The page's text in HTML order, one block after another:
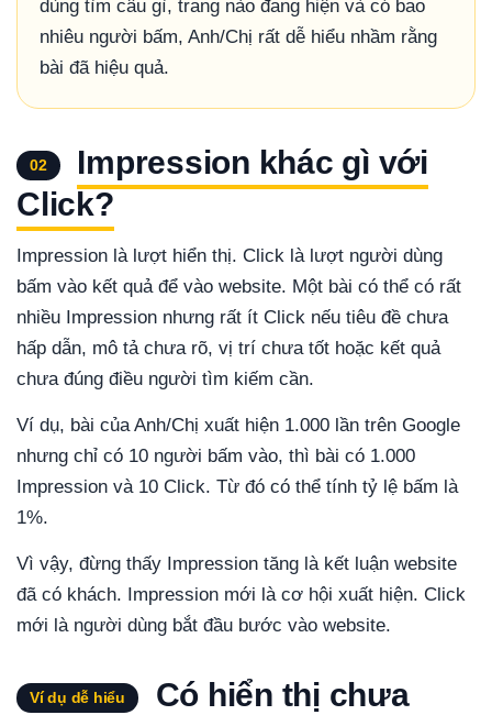
dùng tìm câu gì, trang nào đang hiện và có bao
nhiêu người bấm, Anh/Chị rất dễ hiểu nhầm rằng
bài đã hiệu quả.
02
Impression khác gì với
Click?
Impression là lượt hiển thị. Click là lượt người dùng
bấm vào kết quả để vào website. Một bài có thể có rất
nhiều Impression nhưng rất ít Click nếu tiêu đề chưa
hấp dẫn, mô tả chưa rõ, vị trí chưa tốt hoặc kết quả
chưa đúng điều người tìm kiếm cần.
Ví dụ, bài của Anh/Chị xuất hiện 1.000 lần trên Google
nhưng chỉ có 10 người bấm vào, thì bài có 1.000
Impression và 10 Click. Từ đó có thể tính tỷ lệ bấm là
1%.
Vì vậy, đừng thấy Impression tăng là kết luận website
đã có khách. Impression mới là cơ hội xuất hiện. Click
mới là người dùng bắt đầu bước vào website.
Ví dụ dễ hiểu
Có hiển thị chưa